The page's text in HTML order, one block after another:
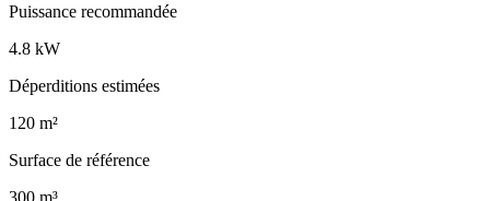
Puissance recommandée
4.8 kW
Déperditions estimées
120 m²
Surface de référence
300 m³